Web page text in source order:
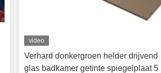
video
Verhard donkergroen helder drijvend
glas badkamer getinte spiegelplaat 5